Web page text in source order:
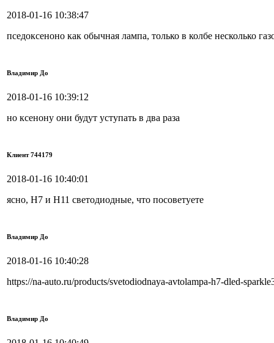
2018-01-16 10:38:47
пседоксеноно как обычная лампа, только в колбе несколько
Владимир До
2018-01-16 10:39:12
но ксенону они будут уступать в два раза
Клиент 744179
2018-01-16 10:40:01
ясно, Н7 и Н11 светодиодные, что посоветуете
Владимир До
2018-01-16 10:40:28
https://na-auto.ru/products/svetodiodnaya-avtolampa-h7-dled-
Владимир До